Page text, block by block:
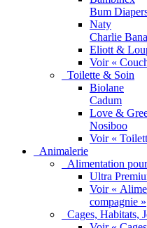
Bum
Naty
Charlie
Eliott &
Voir «
Toilette & Soin
Biolane
Cadum
Love &
Nosiboo
Voir «
Animalerie
Alimentation
Ultra
Voir «
compagnie »
Cages, Habitats,